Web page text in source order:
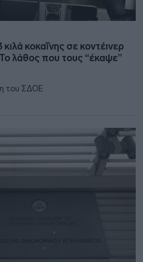
κιλά κοκαΐνης σε κοντέινερ
λάθος που τους “έκαψε”
του ΣΔΟΕ